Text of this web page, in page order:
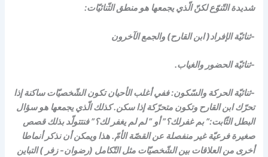
شديدة التّنوّع لكنّ الّذي يجمعها هو منطق الثّنائيّات:
-ثنائيّة الإفراد( ابن القارح) والجمع الآخرون
-ثنائيّة الحضور والغياب.
-ثنائيّة الحركة والسّكون: ففي أغلب الأحيان تكون الشّخصيّات ساكنة إذا
تحرّك ابن القارح وتكون متحرّكة إذا سكن. كذلك الّذي يجمعها هو سؤال
البطل الثّابت:” بم غفرلك؟” أو ” لم لم يغفر لك؟” فنتتولّد بذلك قصص
صغيرة فرعيّة غير منفصلة عن القصّة الأمّ. هذا ويمكن أن نذكر أنماطا
أخرى من العلاقات بين الشّخصيّات مثل التّكامل (رضوان- زفر ) التباين